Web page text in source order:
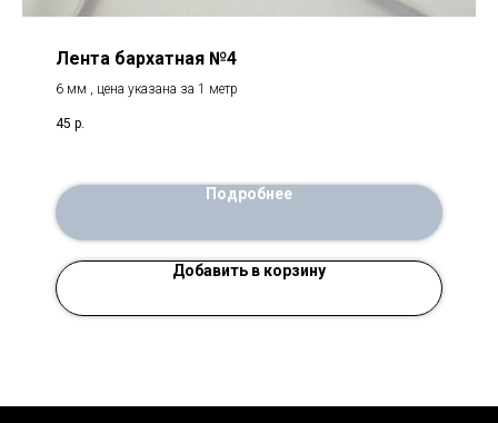
Лента бархатная №4
6 мм , цена указана за 1 метр
45 р.
Подробнее
Добавить в корзину